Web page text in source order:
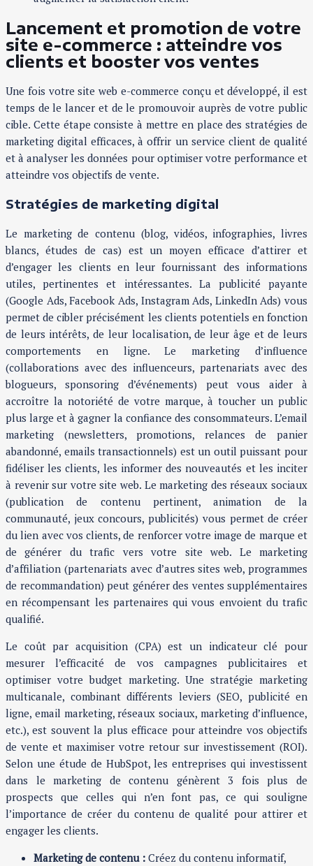
Lancement et promotion de votre
site e-commerce : atteindre vos
clients et booster vos ventes
Une fois votre site web e-commerce conçu et développé, il est
temps de le lancer et de le promouvoir auprès de votre public
cible. Cette étape consiste à mettre en place des stratégies de
marketing digital efficaces, à offrir un service client de qualité
et à analyser les données pour optimiser votre performance et
atteindre vos objectifs de vente.
Stratégies de marketing digital
Le marketing de contenu (blog, vidéos, infographies, livres
blancs, études de cas) est un moyen efficace d’attirer et
d’engager les clients en leur fournissant des informations
utiles, pertinentes et intéressantes. La publicité payante
(Google Ads, Facebook Ads, Instagram Ads, LinkedIn Ads) vous
permet de cibler précisément les clients potentiels en fonction
de leurs intérêts, de leur localisation, de leur âge et de leurs
comportements en ligne. Le marketing d’influence
(collaborations avec des influenceurs, partenariats avec des
blogueurs, sponsoring d’événements) peut vous aider à
accroître la notoriété de votre marque, à toucher un public
plus large et à gagner la confiance des consommateurs. L’email
marketing (newsletters, promotions, relances de panier
abandonné, emails transactionnels) est un outil puissant pour
fidéliser les clients, les informer des nouveautés et les inciter
à revenir sur votre site web. Le marketing des réseaux sociaux
(publication de contenu pertinent, animation de la
communauté, jeux concours, publicités) vous permet de créer
du lien avec vos clients, de renforcer votre image de marque et
de générer du trafic vers votre site web. Le marketing
d’affiliation (partenariats avec d’autres sites web, programmes
de recommandation) peut générer des ventes supplémentaires
en récompensant les partenaires qui vous envoient du trafic
qualifié.
Le coût par acquisition (CPA) est un indicateur clé pour
mesurer l’efficacité de vos campagnes publicitaires et
optimiser votre budget marketing. Une stratégie marketing
multicanale, combinant différents leviers (SEO, publicité en
ligne, email marketing, réseaux sociaux, marketing d’influence,
etc.), est souvent la plus efficace pour atteindre vos objectifs
de vente et maximiser votre retour sur investissement (ROI).
Selon une étude de HubSpot, les entreprises qui investissent
dans le marketing de contenu génèrent 3 fois plus de
prospects que celles qui n’en font pas, ce qui souligne
l’importance de créer du contenu de qualité pour attirer et
engager les clients.
Marketing de contenu : Créez du contenu informatif,